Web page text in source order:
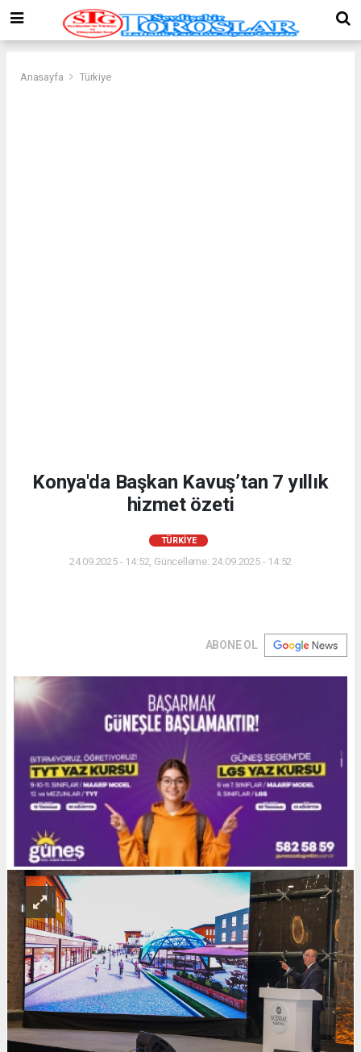
Anasayfa Türkiye
Konya'da Başkan Kavuş’tan 7 yıllık
hizmet özeti
TÜRKIYE
24.09.2025 - 14:52, Güncelleme: 24.09.2025 - 14:52
ABONE OL